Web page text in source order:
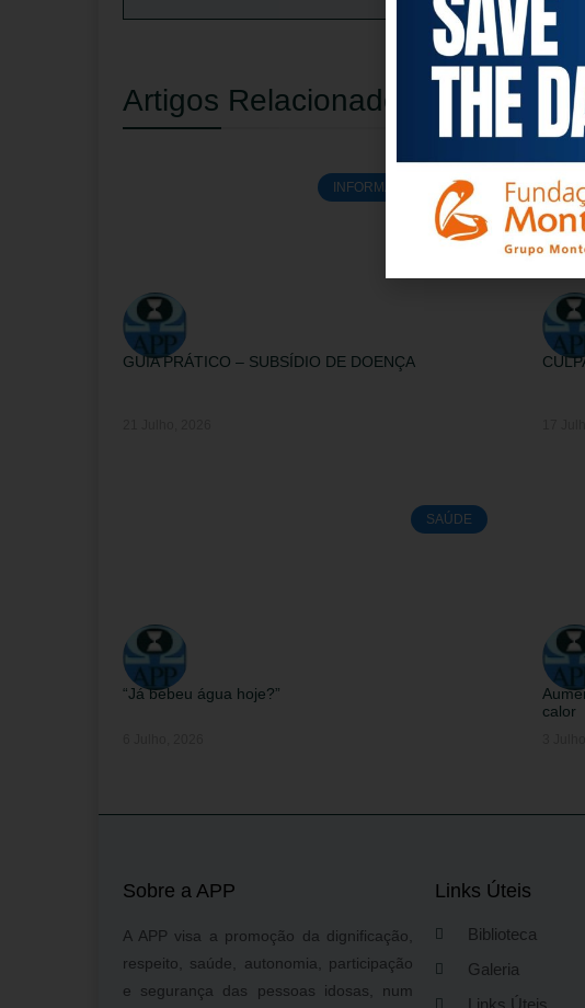
Artigos Relacionados
INFORMAÇÕES ÚTEIS
GUIA PRÁTICO – SUBSÍDIO DE DOENÇA
SAÚDE
“Já bebeu água hoje?”
calor
Sobre a APP
A APP visa a promoção da dignificação,
respeito, saúde, autonomia, participação
e segurança das pessoas idosas, num
Links Úteis
Biblioteca
Galeria
Links Úteis